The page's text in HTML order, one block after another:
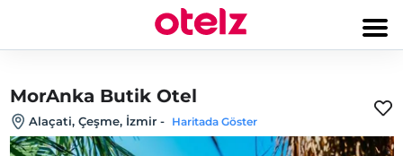
MorAnka Butik Otel
Alaçati, Çeşme, İzmir - Haritada Göster